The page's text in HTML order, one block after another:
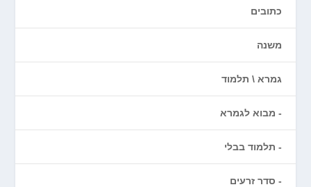
כתובים
משנה
גמרא \ תלמוד
מבוא לגמרא
תלמוד בבלי
סדר זרעים